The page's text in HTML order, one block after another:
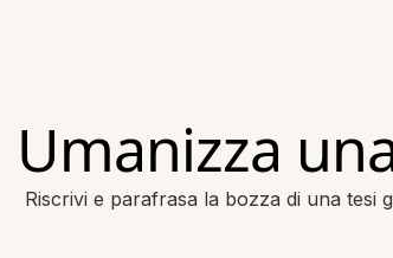
Umanizza
Riscrivi e parafrasa la bozza di una tesi